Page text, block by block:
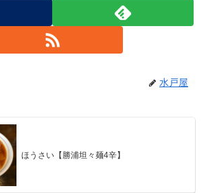
水戸屋
ほうさい【勝浦坦々麺4辛】